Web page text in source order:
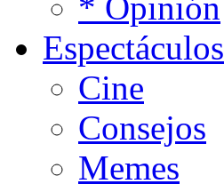
Espectáculos
Cine
Consejos
Memes